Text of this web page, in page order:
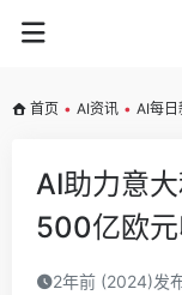
首页 • AI资讯 • AI每日
AI助力意
500亿欧
2年前 (2024)发